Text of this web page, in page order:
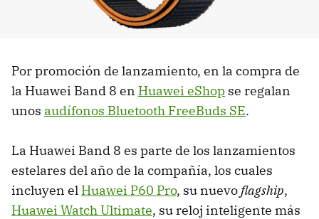
Por promoción de lanzamiento, en la compra de
la Huawei Band 8 en Huawei eShop se regalan
unos audífonos Bluetooth FreeBuds SE.
La Huawei Band 8 es parte de los lanzamientos
estelares del año de la compañía, los cuales
incluyen el Huawei P60 Pro, su nuevoflagship,
Huawei Watch Ultimate, su reloj inteligente más